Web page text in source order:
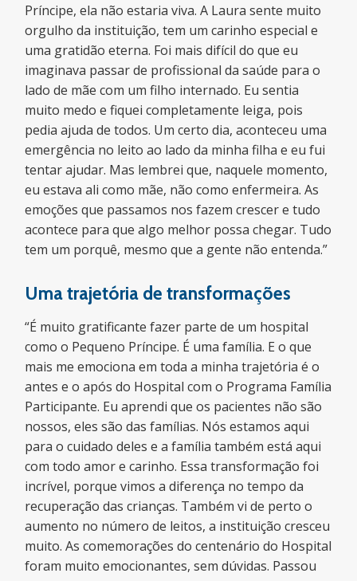
Príncipe, ela não estaria viva. A Laura sente muito
orgulho da instituição, tem um carinho especial e
uma gratidão eterna. Foi mais difícil do que eu
imaginava passar de profissional da saúde para o
lado de mãe com um filho internado. Eu sentia
muito medo e fiquei completamente leiga, pois
pedia ajuda de todos. Um certo dia, aconteceu uma
emergência no leito ao lado da minha filha e eu fui
tentar ajudar. Mas lembrei que, naquele momento,
eu estava ali como mãe, não como enfermeira. As
emoções que passamos nos fazem crescer e tudo
acontece para que algo melhor possa chegar. Tudo
tem um porquê, mesmo que a gente não entenda.”
Uma trajetória de transformações
“É muito gratificante fazer parte de um hospital
como o Pequeno Príncipe. É uma família. E o que
mais me emociona em toda a minha trajetória é o
antes e o após do Hospital com o Programa Família
Participante. Eu aprendi que os pacientes não são
nossos, eles são das famílias. Nós estamos aqui
para o cuidado deles e a família também está aqui
com todo amor e carinho. Essa transformação foi
incrível, porque vimos a diferença no tempo da
recuperação das crianças. Também vi de perto o
aumento no número de leitos, a instituição cresceu
muito. As comemorações do centenário do Hospital
foram muito emocionantes, sem dúvidas. Passou